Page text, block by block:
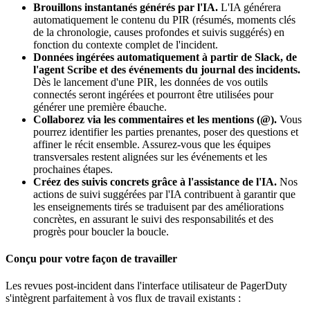
Brouillons instantanés générés par l'IA. L'IA générera
automatiquement le contenu du PIR (résumés, moments clés
de la chronologie, causes profondes et suivis suggérés) en
fonction du contexte complet de l'incident.
Données ingérées automatiquement à partir de Slack, de
l'agent Scribe et des événements du journal des incidents.
Dès le lancement d'une PIR, les données de vos outils
connectés seront ingérées et pourront être utilisées pour
générer une première ébauche.
Collaborez via les commentaires et les mentions (@). Vous
pourrez identifier les parties prenantes, poser des questions et
affiner le récit ensemble. Assurez-vous que les équipes
transversales restent alignées sur les événements et les
prochaines étapes.
Créez des suivis concrets grâce à l'assistance de l'IA. Nos
actions de suivi suggérées par l'IA contribuent à garantir que
les enseignements tirés se traduisent par des améliorations
concrètes, en assurant le suivi des responsabilités et des
progrès pour boucler la boucle.
Conçu pour votre façon de travailler
Les revues post-incident dans l'interface utilisateur de PagerDuty
s'intègrent parfaitement à vos flux de travail existants :